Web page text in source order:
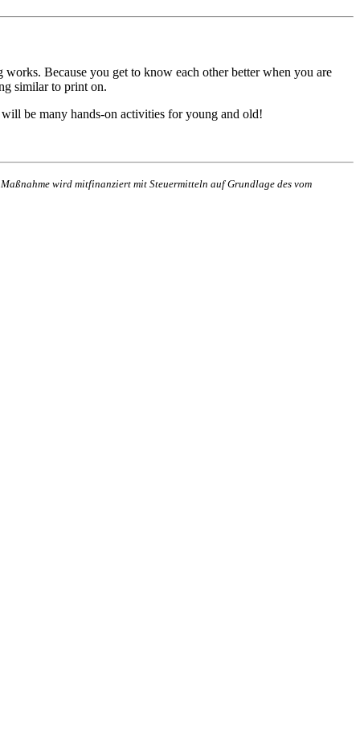
Because you get to know each other better when you are
similar to print on.
be many hands-on activities for young and old!
Maßnahme wird mitfinanziert mit Steuermitteln auf Grundlage des vom